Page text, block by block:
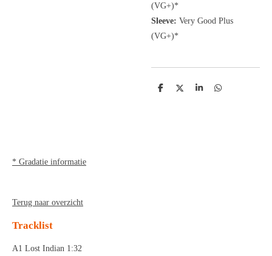
(VG+)*
Sleeve: Very Good Plus
(VG+)*
D
D
S
D
* Gradatie informatie
Terug naar overzicht
Tracklist
A1 Lost Indian 1:32